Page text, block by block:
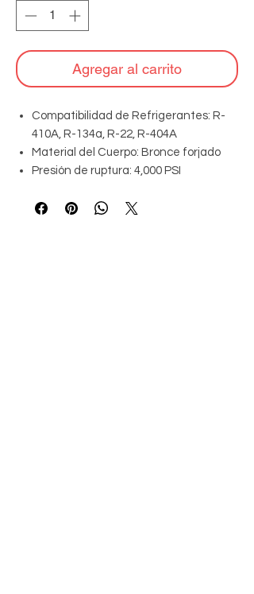
Agregar al carrito
Compatibilidad de Refrigerantes: R-
410A, R-134a, R-22, R-404A
Material del Cuerpo: Bronce forjado
Presión de ruptura: 4,000 PSI
impacto